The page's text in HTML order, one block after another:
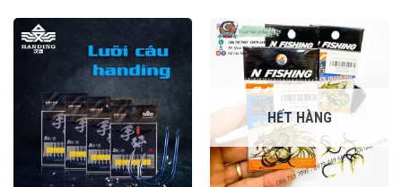
HẾT HÀNG